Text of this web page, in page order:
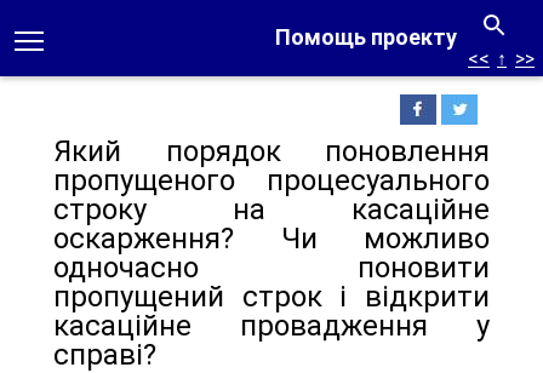
Помощь проекту
<< ↑ >>
Який порядок поновлення
пропущеного процесуального
строку на касаційне
оскарження? Чи можливо
одночасно поновити
пропущений строк і відкрити
касаційне провадження у
справі?